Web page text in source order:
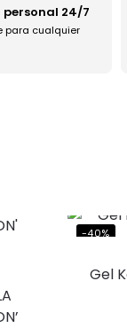
personal 24/7
para cualquier
-40%
Gel